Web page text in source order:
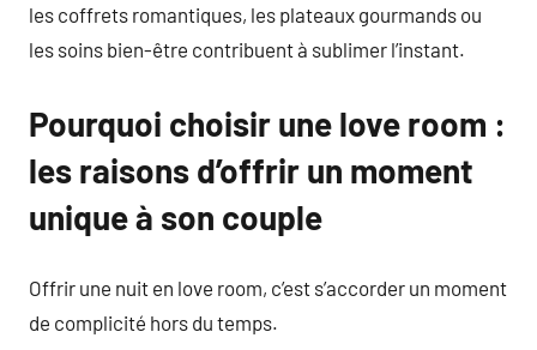
les coffrets romantiques, les plateaux gourmands ou
les soins bien-être contribuent à sublimer l’instant.
Pourquoi choisir une love room :
les raisons d’offrir un moment
unique à son couple
Offrir une nuit en love room, c’est s’accorder un moment
de complicité hors du temps.